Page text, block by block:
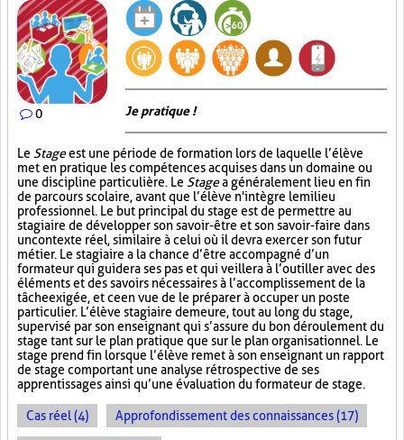
0 Je pratique !
Le Stageest une période de formation lors de laquelle l’élève
met en pratique les compétences acquises dans un domaine ou
une discipline particulière. Le Stagea généralement lieu en fin
de parcours scolaire, avant que l’élève n'intègre le milieu
professionnel. Le but principal du stage est de permettre au
stagiaire de développer son savoir-être et son savoir-faire dans
un contexte réel, similaire à celui où il devra exercer son futur
métier. Le stagiaire a la chance d’être accompagné d’un
formateur qui guidera ses pas et qui veillera à l’outiller avec des
éléments et des savoirs nécessaires à l’accomplissement de la
tâche exigée, et ce en vue de le préparer à occuper un poste
particulier. L’élève stagiaire demeure, tout au long du stage,
supervisé par son enseignant qui s’assure du bon déroulement du
stage tant sur le plan pratique que sur le plan organisationnel. Le
stage prend fin lorsque l’élève remet à son enseignant un rapport
de stage comportant une analyse rétrospective de ses
apprentissages ainsi qu’une évaluation du formateur de stage.
Cas réel (4) Approfondissement des connaissances (17)